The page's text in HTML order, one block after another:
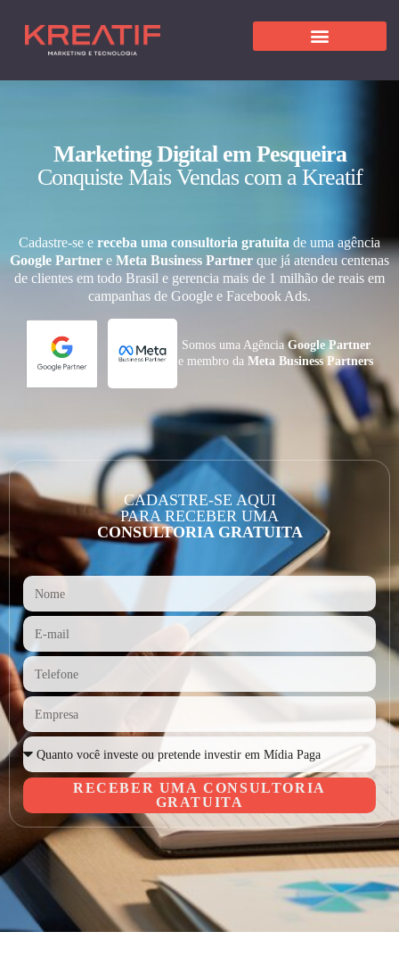
Marketing Digital em Pesqueira
Conquiste Mais Vendas com a Kreatif
Cadastre-se e receba uma consultoria gratuita de uma agência
Google Partner e Meta Business Partner que já atendeu centenas
de clientes em todo Brasil e gerencia mais de 1 milhão de reais em
campanhas de Google e Facebook Ads.
Somos uma AgênciaGoogle Partner
e membro daMeta Business Partners
CADASTRE-SE AQUI
PARA RECEBER UMA
CONSULTORIA GRATUITA
RECEBER UMA CONSULTORIA
GRATUITA